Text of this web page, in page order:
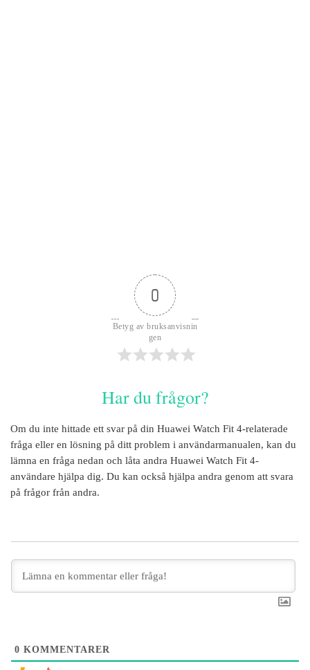
0
Betyg av bruksanvisnin
gen
Har du frågor?
Om du inte hittade ett svar på din Huawei Watch Fit 4-relaterade
fråga eller en lösning på ditt problem i användarmanualen, kan du
lämna en fråga nedan och låta andra Huawei Watch Fit 4-
användare hjälpa dig. Du kan också hjälpa andra genom att svara
på frågor från andra.
0 KOMMENTARER